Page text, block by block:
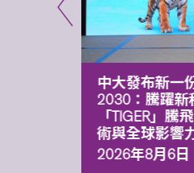
中大發布新一
2030：騰躍新
「TIGER」騰
術與全球影響
2026年8月6日